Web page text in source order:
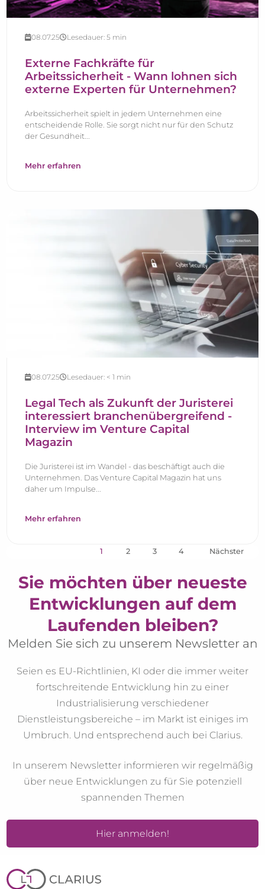
08.07.25 Lesedauer: 5 min
Externe Fachkräfte für
Arbeitssicherheit - Wann lohnen sich
externe Experten für Unternehmen?
Arbeitssicherheit spielt in jedem Unternehmen eine
entscheidende Rolle. Sie sorgt nicht nur für den Schutz
der Gesundheit...
Mehr erfahren
08.07.25 Lesedauer: < 1 min
Legal Tech als Zukunft der Juristerei
interessiert branchenübergreifend -
Interview im Venture Capital
Magazin
Die Juristerei ist im Wandel - das beschäftigt auch die
Unternehmen. Das Venture Capital Magazin hat uns
daher um Impulse...
Mehr erfahren
1 2 3 4 Nächster
Sie möchten über neueste
Entwicklungen auf dem
Laufenden bleiben?
Melden Sie sich zu unserem Newsletter an
Seien es EU-Richtlinien, KI oder die immer weiter
fortschreitende Entwicklung hin zu einer
Industrialisierung verschiedener
Dienstleistungsbereiche – im Markt ist einiges im
Umbruch. Und entsprechend auch bei Clarius.
In unserem Newsletter informieren wir regelmäßig
über neue Entwicklungen zu für Sie potenziell
spannenden Themen
Hier anmelden!